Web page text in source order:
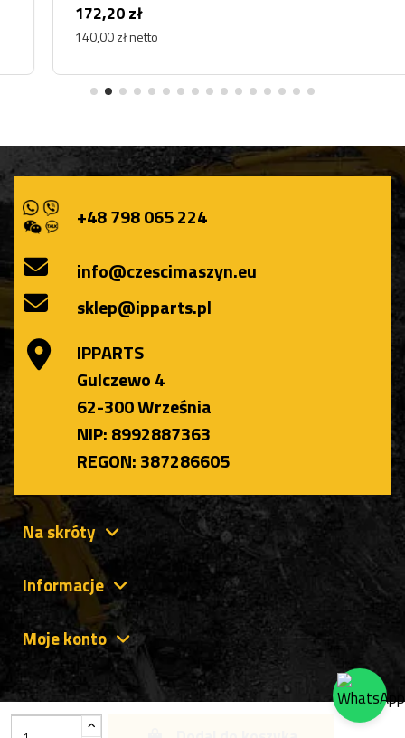
172,20 zł
140,00 zł netto
+48 798 065 224
info@czescimaszyn.eu
sklep@ipparts.pl
IPPARTS
Gulczewo 4
62-300 Września
NIP: 8992887363
REGON: 387286605
Na skróty
Informacje
Moje konto